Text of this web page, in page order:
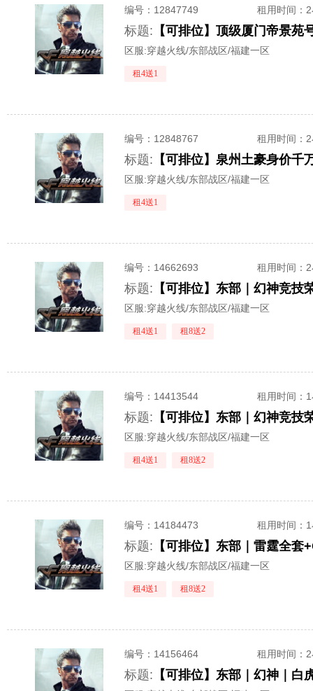
编号： 12847749 租用时间 ：
标题:
区服:穿越火线/东部战区/福建一区
租4送1
编号： 12848767 租用时间 ：
标题:
区服:穿越火线/东部战区/福建一区
租4送1
编号： 14662693 租用时间 ：
标题:
区服:穿越火线/东部战区/福建一区
租4送1 租8送2
编号： 14413544 租用时间 ：
标题: 【可排位】东部｜幻神竞
区服:穿越火线/东部战区/福建一区
租4送1 租8送2
编号： 14184473 租用时间 ：
标题: 【可排位】东部｜雷霆全
区服:穿越火线/东部战区/福建一区
租4送1 租8送2
编号： 14156464 租用时间 ：
标题: 【可排位】东部｜幻神｜